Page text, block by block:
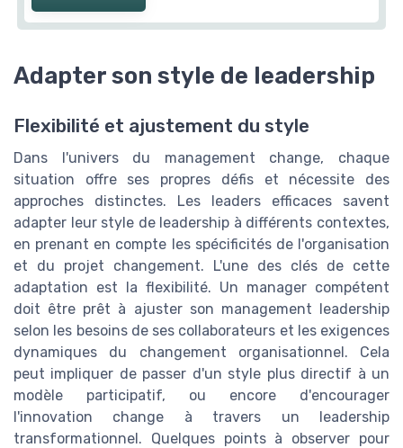
Adapter son style de leadership
Flexibilité et ajustement du style
Dans l'univers du management change, chaque
situation offre ses propres défis et nécessite des
approches distinctes. Les leaders efficaces savent
adapter leur style de leadership à différents contextes,
en prenant en compte les spécificités de l'organisation
et du projet changement. L'une des clés de cette
adaptation est la flexibilité. Un manager compétent
doit être prêt à ajuster son management leadership
selon les besoins de ses collaborateurs et les exigences
dynamiques du changement organisationnel. Cela
peut impliquer de passer d'un style plus directif à un
modèle participatif, ou encore d'encourager
l'innovation change à travers un leadership
transformationnel. Quelques points à observer pour